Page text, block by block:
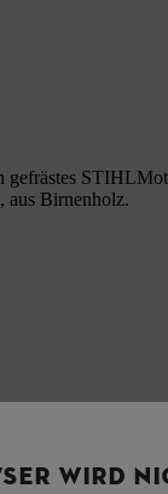
gefrästes
aus Birnenholz.
WIRD